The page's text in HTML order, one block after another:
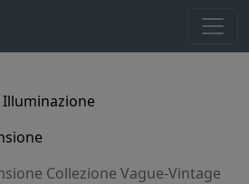
Illuminazione
Collezione Vague-Vintage